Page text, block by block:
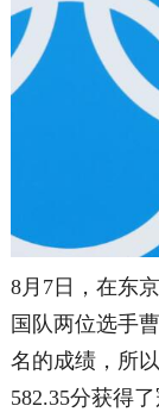
8月7日，在东
国队两位选手
名的成绩，所
582.35分获得